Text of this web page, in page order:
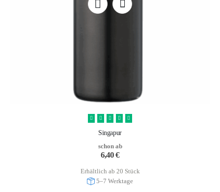
Singapur
schon ab
6,40€
Erhältlich ab 20 Stück
5–7 Werktage